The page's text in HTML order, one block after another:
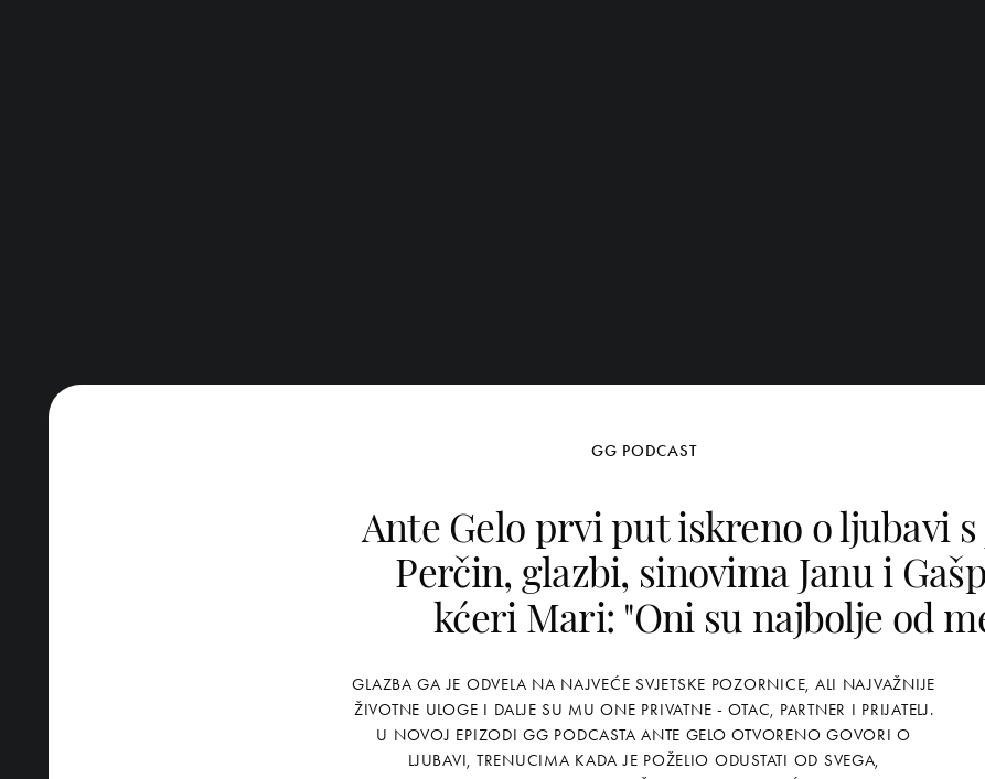
GG PODCAST
Ante Gelo prvi put iskreno o ljubavi s
Perčin, glazbi, sinovima Janu i
kćeri Mari: "Oni su najbolje od
GLAZBA GA JE ODVELA NA NAJVEĆE SVJETSKE POZORNICE, ALI NAJVAŽNIJE
ŽIVOTNE ULOGE I DALJE SU MU ONE PRIVATNE - OTAC, PARTNER I PRIJATELJ.
U NOVOJ EPIZODI GG PODCASTA ANTE GELO OTVORENO GOVORI O
LJUBAVI, TRENUCIMA KADA JE POŽELIO ODUSTATI OD SVEGA,